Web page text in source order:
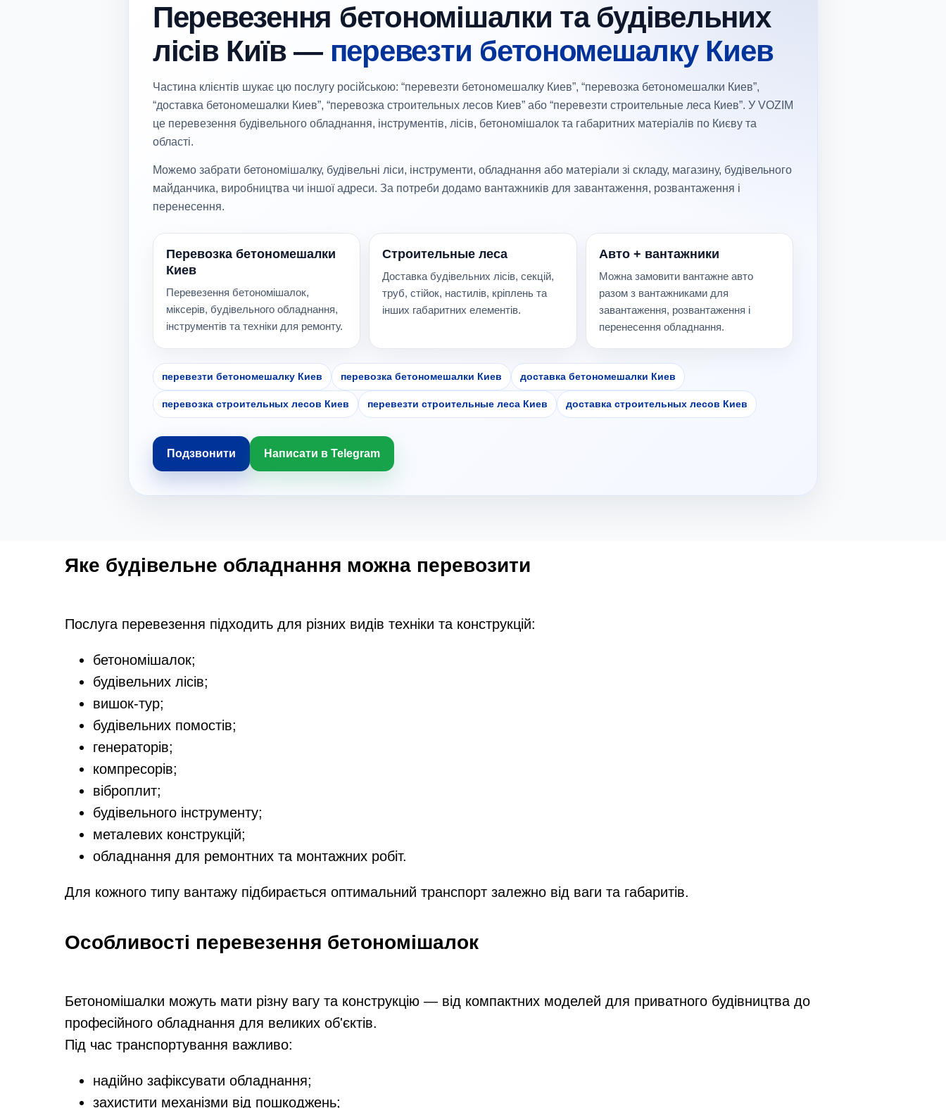
Перевезення бетономішалки та будівельних
лісів Київ — перевезти бетономешалку Киев
Частина клієнтів шукає цю послугу російською: “перевезти бетономешалку Киев”, “перевозка бетономешалки Киев”,
“доставка бетономешалки Киев”, “перевозка строительных лесов Киев” або “перевезти строительные леса Киев”. У VOZIM
це перевезення будівельного обладнання, інструментів, лісів, бетономішалок та габаритних матеріалів по Києву та
області.
Можемо забрати бетономішалку, будівельні ліси, інструменти, обладнання або матеріали зі складу, магазину, будівельного
майданчика, виробництва чи іншої адреси. За потреби додамо вантажників для завантаження, розвантаження і
перенесення.
Перевозка бетономешалки
Киев
Перевезення бетономішалок,
міксерів, будівельного обладнання,
інструментів та техніки для ремонту.
Строительные леса
Доставка будівельних лісів, секцій,
труб, стійок, настилів, кріплень та
інших габаритних елементів.
Авто + вантажники
Можна замовити вантажне авто
разом з вантажниками для
завантаження, розвантаження і
перенесення обладнання.
перевезти бетономешалку Киев перевозка бетономешалки Киев доставка бетономешалки Киев
перевозка строительных лесов Киев перевезти строительные леса Киев доставка строительных лесов Киев
Подзвонити Написати в Telegram
Яке будівельне обладнання можна перевозити
Послуга перевезення підходить для різних видів техніки та конструкцій:
бетономішалок;
будівельних лісів;
вишок-тур;
будівельних помостів;
генераторів;
компресорів;
віброплит;
будівельного інструменту;
металевих конструкцій;
обладнання для ремонтних та монтажних робіт.
Для кожного типу вантажу підбирається оптимальний транспорт залежно від ваги та габаритів.
Особливості перевезення бетономішалок
Бетономішалки можуть мати різну вагу та конструкцію — від компактних моделей для приватного будівництва до
професійного обладнання для великих об'єктів.
Під час транспортування важливо:
надійно зафіксувати обладнання;
захистити механізми від пошкоджень;